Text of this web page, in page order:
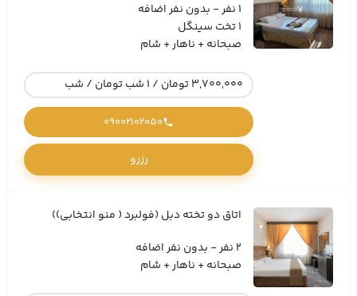
1 نفر - بدون نفر اضافه
1 تخت سینگل
صبحانه + ناهار + شام
3,700,000 تومان / 1 شب تومان / شب
09002102050
رزرو
اتاق دو تخته دبل (فولبرد ( منو انتخابی))
2 نفر - بدون نفر اضافه
صبحانه + ناهار + شام